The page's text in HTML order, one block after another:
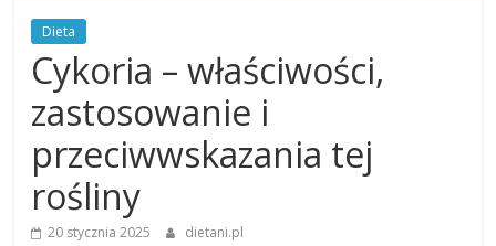
Dieta
Cykoria – właściwości,
zastosowanie i
przeciwwskazania tej
rośliny
20 stycznia 2025 dietani.pl